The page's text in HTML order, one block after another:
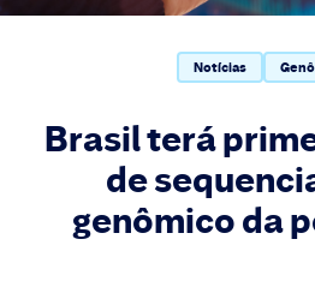
Notícias
Brasil terá
de
genômico da